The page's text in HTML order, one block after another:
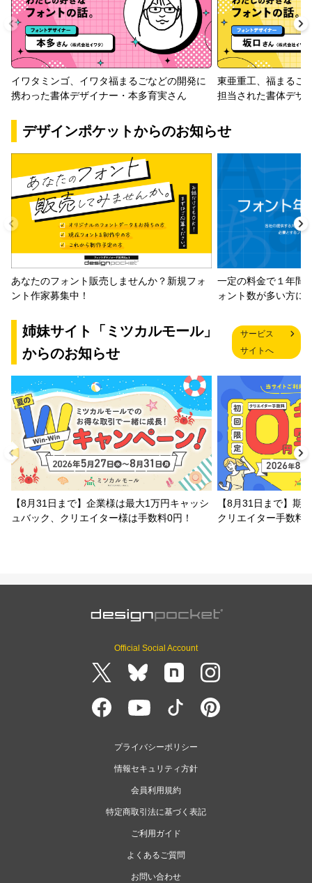
イワタミンゴ、イワタ福まるごなどの開発に
携わった書体デザイナー・本多育実さん
東亜重工、福まるご
担当された書体デザ
デザインポケットからのお知らせ
あなたのフォント販売しませんか？新規フォ
ント作家募集中！
一定の料金で１年間
ォント数が多い方に
姉妹サイト「ミツカルモール」
からのお知らせ
サービス
サイトへ
【8月31日まで】企業様は最大1万円キャッシ
ュバック、クリエイター様は手数料0円！
【8月31日まで】期
クリエイター手数料
Official Social Account
プライバシーポリシー
情報セキュリティ方針
会員利用規約
特定商取引法に基づく表記
ご利用ガイド
よくあるご質問
お問い合わせ